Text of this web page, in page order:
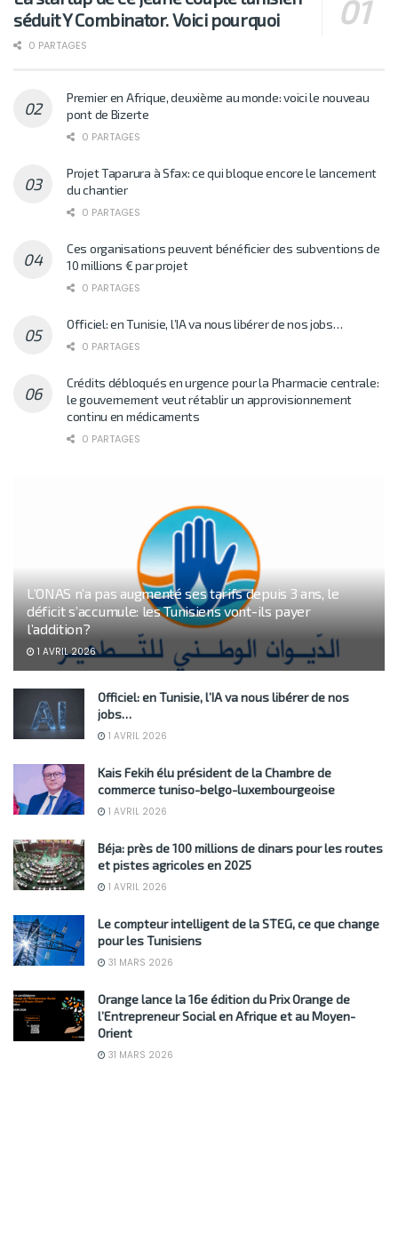
séduit Y Combinator. Voici pourquoi
0 PARTAGES
Premier en Afrique, deuxième au monde: voici le nouveau
pont de Bizerte
0 PARTAGES
Projet Taparura à Sfax: ce qui bloque encore le lancement
du chantier
0 PARTAGES
Ces organisations peuvent bénéficier des subventions de
10 millions € par projet
0 PARTAGES
Officiel: en Tunisie, l’IA va nous libérer de nos jobs…
0 PARTAGES
Crédits débloqués en urgence pour la Pharmacie centrale:
le gouvernement veut rétablir un approvisionnement
continu en médicaments
0 PARTAGES
L’ONAS n’a pas augmenté ses tarifs depuis 3 ans, le
déficit s’accumule: les Tunisiens vont-ils payer
l’addition?
1 AVRIL 2026
Officiel: en Tunisie, l’IA va nous libérer de nos
jobs…
1 AVRIL 2026
Kais Fekih élu président de la Chambre de
commerce tuniso-belgo-luxembourgeoise
1 AVRIL 2026
Béja: près de 100 millions de dinars pour les routes
et pistes agricoles en 2025
1 AVRIL 2026
Le compteur intelligent de la STEG, ce que change
pour les Tunisiens
31 MARS 2026
Orange lance la 16e édition du Prix Orange de
l’Entrepreneur Social en Afrique et au Moyen-
Orient
31 MARS 2026